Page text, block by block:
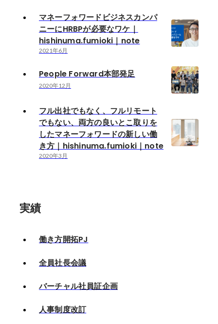
マネーフォワードビジネスカンパ
ニーにHRBPが必要なワケ｜
hishinuma.fumioki｜note
2021年6月
People Forward本部発足
2020年12月
フル出社でもなく、フルリモート
でもない、両方の良いとこ取りを
したマネーフォワードの新しい働
き方｜hishinuma.fumioki｜note
2020年3月
実績
働き方開拓PJ
全員社長会議
バーチャル社員証企画
人事制度改訂